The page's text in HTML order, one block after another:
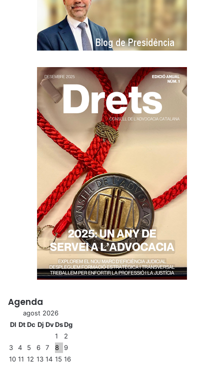
Agenda
agost 2026
Dl DtDc Dj DvDsDg
1
2
3
4 5 6 7 8
9
10 11 12 13 14 15 16